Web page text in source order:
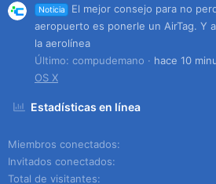
Noticia
El mejor consejo para no
aeropuerto es ponerle un AirTag. Y
la aerolínea
Último: compudemano
hace 10
OS X
Estadísticas en línea
Miembros conectados
Invitados conectados
Total de visitantes